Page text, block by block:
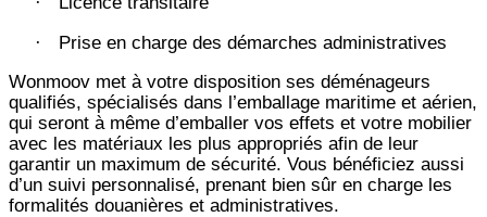
·
Prise en charge des démarches administratives
Wonmoov met à votre disposition ses déménageurs
qualifiés, spécialisés dans l’emballage maritime et aérien,
qui seront à même d’emballer vos effets et votre mobilier
avec les matériaux les plus appropriés afin de leur
garantir un maximum de sécurité. Vous bénéficiez aussi
d’un suivi personnalisé, prenant bien sûr en charge les
formalités douanières et administratives.